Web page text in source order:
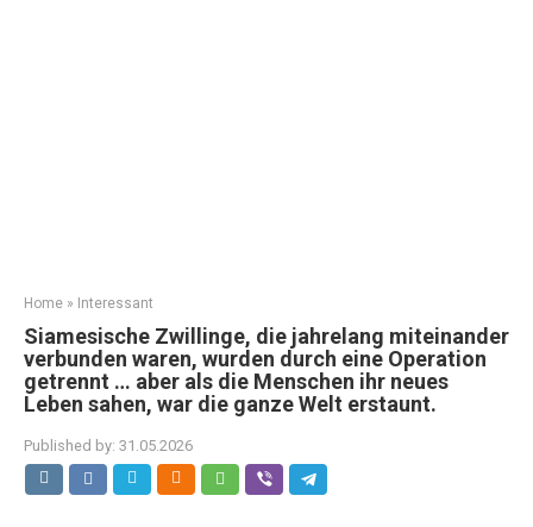
Home » Interessant
Siamesische Zwillinge, die jahrelang miteinander
verbunden waren, wurden durch eine Operation
getrennt … aber als die Menschen ihr neues
Leben sahen, war die ganze Welt erstaunt.
Published by: 31.05.2026